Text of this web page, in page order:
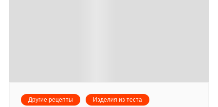
Другие рецепты Изделия из теста